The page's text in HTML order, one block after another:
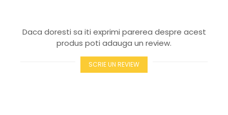
Daca doresti sa iti exprimi parerea despre acest
produs poti adauga un review.
SCRIE UN REVIEW